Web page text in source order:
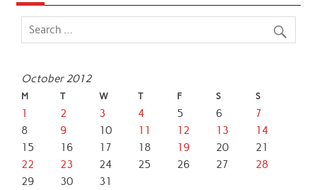
October 2012
M T W T F S S
1 2 3 4 5 6
7
8
9 10 11 12 13
14
15
16 17 18 19 20
21
22
23 24 25 26 27
28
29
30
31